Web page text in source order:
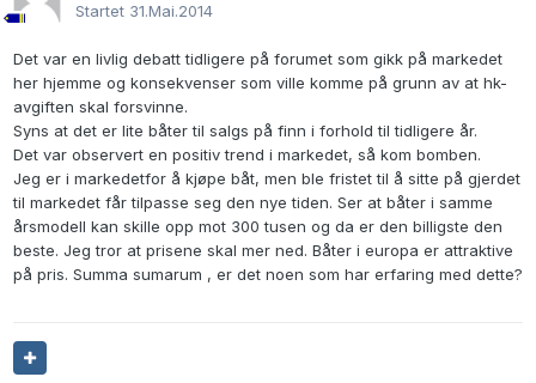
Startet 31.Mai.2014
Det var en livlig debatt tidligere på forumet som gikk på markedet
her hjemme og konsekvenser som ville komme på grunn av at hk-
avgiften skal forsvinne.
Syns at det er lite båter til salgs på finn i forhold til tidligere år.
Det var observert en positiv trend i markedet, så kom bomben.
Jeg er i markedetfor å kjøpe båt, men ble fristet til å sitte på gjerdet
til markedet får tilpasse seg den nye tiden. Ser at båter i samme
årsmodell kan skille opp mot 300 tusen og da er den billigste den
beste. Jeg tror at prisene skal mer ned. Båter i europa er attraktive
på pris. Summa sumarum , er det noen som har erfaring med dette?